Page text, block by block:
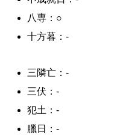
八専：○
十方暮：-
三隣亡：-
三伏：-
犯土：-
臘日：-